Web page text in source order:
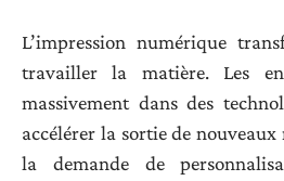
L’impression numérique
travailler la matière. Les
massivement dans des
accélérer la sortie de
la demande de